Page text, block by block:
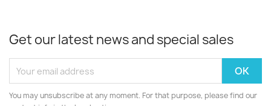
Get our latest news and special sales
You may unsubscribe at any moment. For that purpose, please find our